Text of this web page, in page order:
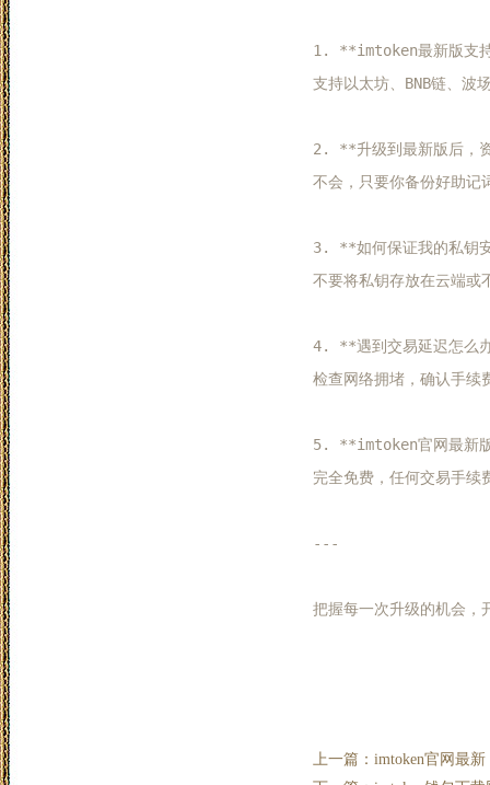
1. **imtoken最新版支
支持以太坊、BNB链、波
2. **升级到最新版后
不会，只要你备份好助记
3. **如何保证我的私
不要将私钥存放在云端或
4. **遇到交易延迟怎
检查网络拥堵，确认手续
5. **imtoken官网最新
完全免费，任何交易手续
---
上一篇： imtoken官网最新